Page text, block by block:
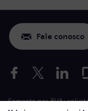
Fale conosco
Somente nos EUA: